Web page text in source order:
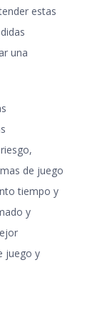
estas
una
de juego
tiempo y
y
juego y